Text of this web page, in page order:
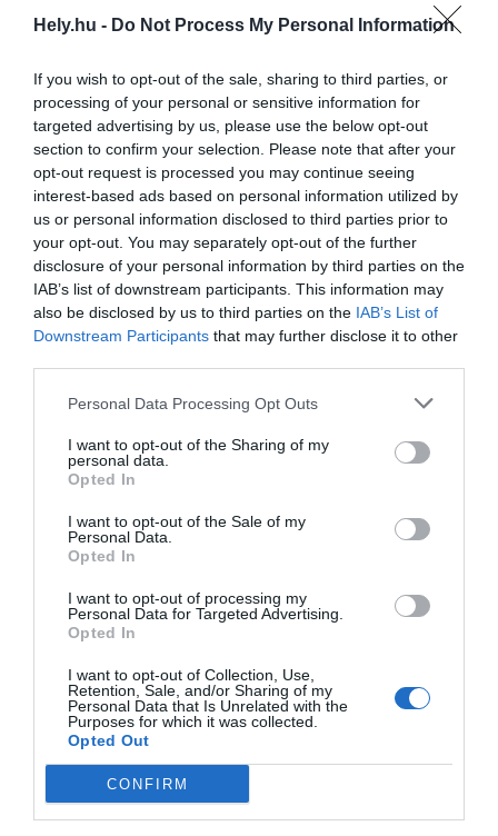
Hely.hu - Do Not Process My Personal Information
If you wish to opt-out of the sale, sharing to third parties, or
processing of your personal or sensitive information for
targeted advertising by us, please use the below opt-out
section to confirm your selection. Please note that after your
opt-out request is processed you may continue seeing
interest-based ads based on personal information utilized by
us or personal information disclosed to third parties prior to
your opt-out. You may separately opt-out of the further
disclosure of your personal information by third parties on the
IAB’s list of downstream participants. This information may
also be disclosed by us to third parties on the IAB’s List of
Downstream Participants that may further disclose it to other
Personal Data Processing Opt Outs
I want to opt-out of the Sharing of my
personal data.
Opted In
I want to opt-out of the Sale of my
Personal Data.
Opted In
I want to opt-out of processing my
Personal Data for Targeted Advertising.
Opted In
I want to opt-out of Collection, Use,
Retention, Sale, and/or Sharing of my
Personal Data that Is Unrelated with the
Purposes for which it was collected.
Opted Out
CONFIRM
pompás formáját, amelyben keverednek a
Legikonikusabb eleme a 72 méter magas
torony, amely a főbejárat fölött magasodik
és a díszlépcsővel együtt reprezentatívvá
teszi a kastélyt. Látványos terme a könyvtár,
amely eredeti bútorzatával és impozáns
fafaragásaival az egyik legszebb magyar
kastélykönyvtár. Díszes báltermek, rokokó és
neobarokk enteriőrök határozzák meg a
belső tereket eredeti bútorokkal és
freskókkal, kézzel faragott faburkolatokkal,
kristálycsillárokkal, márványkandallókkal.
ÉS PARKJÁBAN ÖSSZESEN HAT
LEHETŐSÉG KÖZÜL IS VÁLOGATHATUNK:
van köztük ódon és varázslatos, boltíves
intim tér, csillogó luxus a velencei
tükörteremben, a kastély ékkövében, de
választhatunk fáklyákkal, mécsesekkel
A keszthelyi Festetics-kastélyban hat helyszín
közül választhatunk
Fotó:Bodnár Boglárka